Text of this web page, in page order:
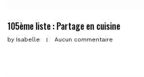
105ème liste : Partage en cuisine
by Isabelle Aucun commentaire